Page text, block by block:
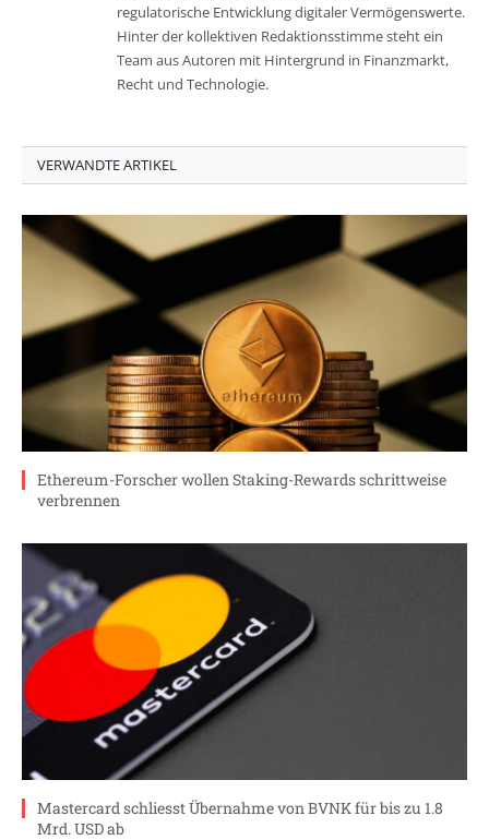
regulatorische Entwicklung digitaler Vermögenswerte.
Hinter der kollektiven Redaktionsstimme steht ein
Team aus Autoren mit Hintergrund in Finanzmarkt,
Recht und Technologie.
VERWANDTE ARTIKEL
Ethereum-Forscher wollen Staking-Rewards schrittweise
verbrennen
Mastercard schliesst Übernahme von BVNK für bis zu 1.8
Mrd. USD ab